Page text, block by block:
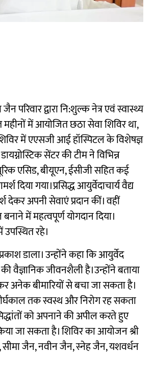
परिवार द्वारा नि:शुल्क नेत्र एवं स्वास्थ्य
में आयोजित छठा सेवा शिविर था,
में एएसजी आई हॉस्पिटल के विशेषज्ञ
सेंटर की टीम ने विभिन्न
एसिड, बीयूएन, ईसीजी सहित कई
दिया गया।प्रसिद्ध आयुर्वेदाचार्य वैद्य
देकर अपनी सेवाएं प्रदान कीं। वहीं
में महत्वपूर्ण योगदान दिया।
रहे।
डाला। उन्होंने कहा कि आयुर्वेद
जीवनशैली है।उन्होंने बताया
अनेक बीमारियों से बचा जा सकता है।
तक स्वस्थ और निरोग रह सकता
को अपनाने की अपील करते हुए
जा सकता है। शिविर का आयोजन श्री
सीमा जैन, नवीन जैन, स्नेह जैन, यशवर्धन